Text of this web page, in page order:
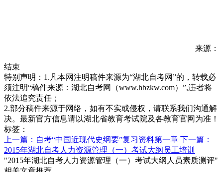
来源：
结束
特别声明：1.凡本网注明稿件来源为“湖北自考网”的，转载必
须注明“稿件来源：湖北自考网（www.hbzkw.com）”,违者将
依法追究责任；
2.部分稿件来源于网络，如有不实或侵权，请联系我们沟通解
决。最新官方信息请以湖北省教育考试院及各教育官网为准！
标签：
上一篇：自考“中国近现代史纲要”复习资料第一章 下一篇：
2015年湖北自考人力资源管理（一）考试大纲员工培训
"2015年湖北自考人力资源管理（一）考试大纲人员素质测评"